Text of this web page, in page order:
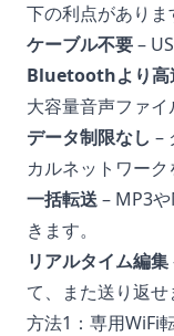
下の利点がありま
ケーブル不要–
Bluetoothより高
大容量音声ファイ
データ制限なし –
カルネットワーク
一括転送– MP3
きます。
リアルタイム編集
て、また送り返せ
方法1：専用WiFi